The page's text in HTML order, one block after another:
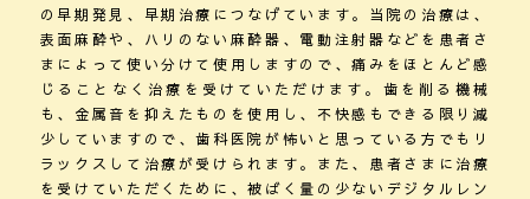
の早期発見、早期治療につなげています。当院の治療は、
表面麻酔や、ハリのない麻酔器、電動注射器などを患者さ
まによって使い分けて使用しますので、痛みをほとんど感
じることなく治療を受けていただけます。歯を削る機械
も、金属音を抑えたものを使用し、不快感もできる限り減
少していますので、歯科医院が怖いと思っている方でもリ
ラックスして治療が受けられます。また、患者さまに治療
を受けていただくために、被ばく量の少ないデジタルレン